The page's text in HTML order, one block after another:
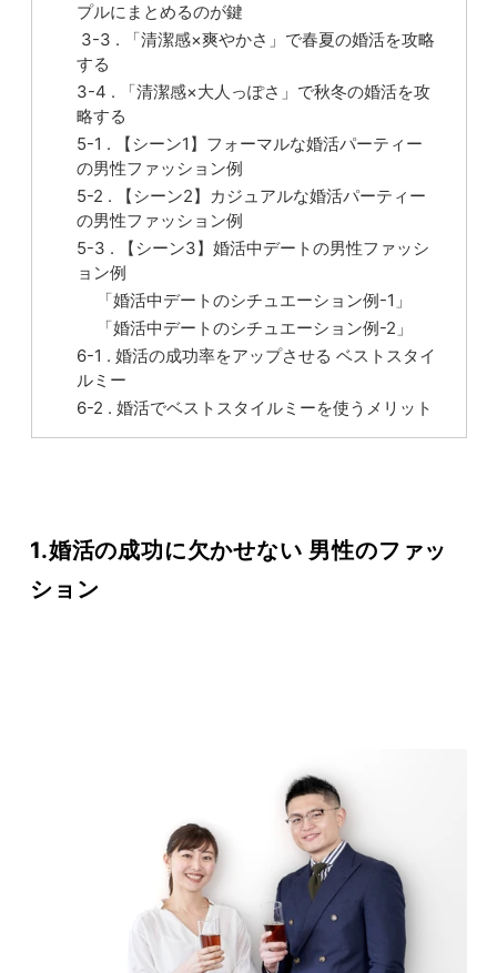
プルにまとめるのが鍵
3-3 . 「清潔感×爽やかさ」で春夏の婚活を攻略
する
3-4 . 「清潔感×大人っぽさ」で秋冬の婚活を攻
略する
5-1 . 【シーン1】フォーマルな婚活パーティー
の男性ファッション例
5-2 . 【シーン2】カジュアルな婚活パーティー
の男性ファッション例
5-3 . 【シーン3】婚活中デートの男性ファッシ
ョン例
「婚活中デートのシチュエーション例-1」
「婚活中デートのシチュエーション例-2」
6-1 . 婚活の成功率をアップさせる ベストスタイ
ルミー
6-2 . 婚活でベストスタイルミーを使うメリット
1.婚活の成功に欠かせない 男性のファッ
ション